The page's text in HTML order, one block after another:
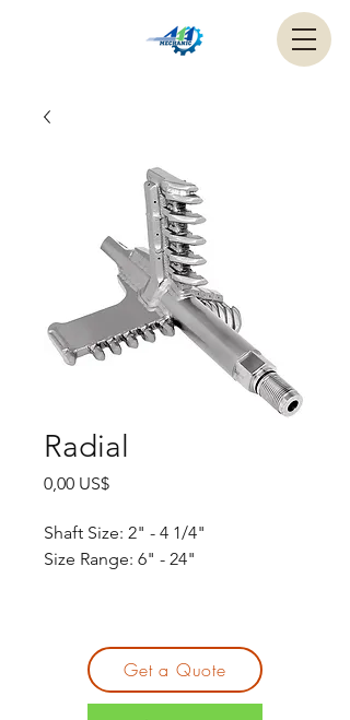
Radial
0,00 US$Precio
Shaft Size: 2" - 4 1/4"
Size Range: 6" - 24"
Get a Quote